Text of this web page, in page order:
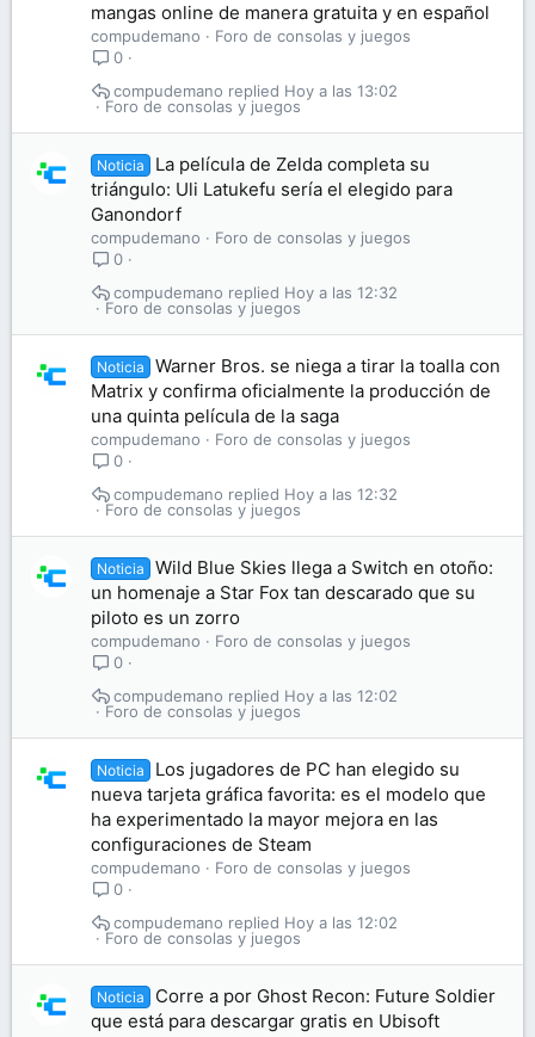
mangas online de manera gratuita y en español
compudemano
Foro de consolas y juegos
0
Foro de consolas y juegos
Hoy a las 13:02
compudemano
Noticia
La película de Zelda completa su
triángulo: Uli Latukefu sería el elegido para
Ganondorf
compudemano
Foro de consolas y juegos
0
Foro de consolas y juegos
Hoy a las 12:32
compudemano
Noticia
Warner Bros. se niega a tirar la toalla con
Matrix y confirma oficialmente la producción de
una quinta película de la saga
compudemano
Foro de consolas y juegos
0
Foro de consolas y juegos
Hoy a las 12:32
compudemano
Noticia
Wild Blue Skies llega a Switch en otoño:
un homenaje a Star Fox tan descarado que su
piloto es un zorro
compudemano
Foro de consolas y juegos
0
Foro de consolas y juegos
Hoy a las 12:02
compudemano
Noticia
Los jugadores de PC han elegido su
nueva tarjeta gráfica favorita: es el modelo que
ha experimentado la mayor mejora en las
configuraciones de Steam
compudemano
Foro de consolas y juegos
0
Foro de consolas y juegos
Hoy a las 12:02
compudemano
Noticia
Corre a por Ghost Recon: Future Soldier
que está para descargar gratis en Ubisoft